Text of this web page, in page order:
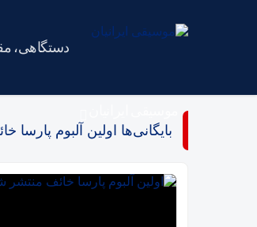
دستگاهی،
بایگانی‌ها اولین آلبوم پارسا